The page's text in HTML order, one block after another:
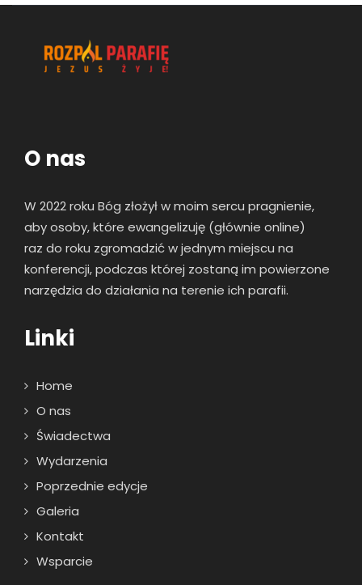
O nas
W 2022 roku Bóg złożył w moim sercu pragnienie,
aby osoby, które ewangelizuję (głównie online)
raz do roku zgromadzić w jednym miejscu na
konferencji, podczas której zostaną im powierzone
narzędzia do działania na terenie ich parafii.
Linki
Home
O nas
Świadectwa
Wydarzenia
Poprzednie edycje
Galeria
Kontakt
Wsparcie